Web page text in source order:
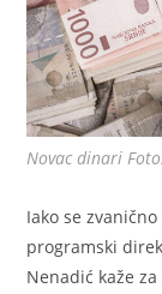
Novac dinari
Iako se
programski
Nenadić kaže